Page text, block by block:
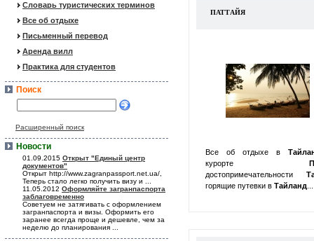
Словарь туристических терминов
Все об отдыхе
Письменный перевод
Аренда вилл
Практика для студентов
Поиск
Расширенный поиск
Новости
01.09.2015 Открыт "Единый центр
документов"
Открыт http://www.zagranpassport.net.ua/,
Теперь стало легко получить визу и ...
11.05.2012 Оформляйте загранпаспорта
заблаговременно
Советуем не затягивать с оформлением
загранпаспорта и визы. Оформить его
заранее всегда проще и дешевле, чем за
неделю до планирования ...
ПАТТАЙЯ
Все об отдыхе в
курорте
достопримечательности
горящие путевки в Тайланд